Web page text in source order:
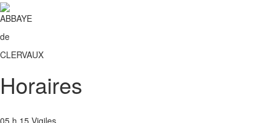
ABBAYE
de
CLERVAUX
Horaires